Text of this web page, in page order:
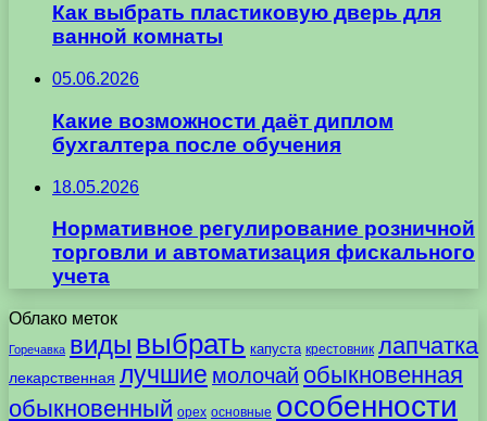
Как выбрать пластиковую дверь для
ванной комнаты
05.06.2026
Какие возможности даёт диплом
бухгалтера после обучения
18.05.2026
Нормативное регулирование розничной
торговли и автоматизация фискального
учета
Облако меток
Горечавка виды выбрать капуста крестовник лапчатка
лекарственная лучшие молочай обыкновенная
обыкновенный орех основные особенности